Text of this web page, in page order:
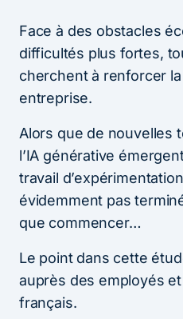
Face à des obstacles
difficultés plus fortes,
cherchent à renforcer
entreprise.
Alors que de nouvelles
l’IA générative
travail
évidemment pas
que commencer…
Le point dans cette
auprès des employés
français.